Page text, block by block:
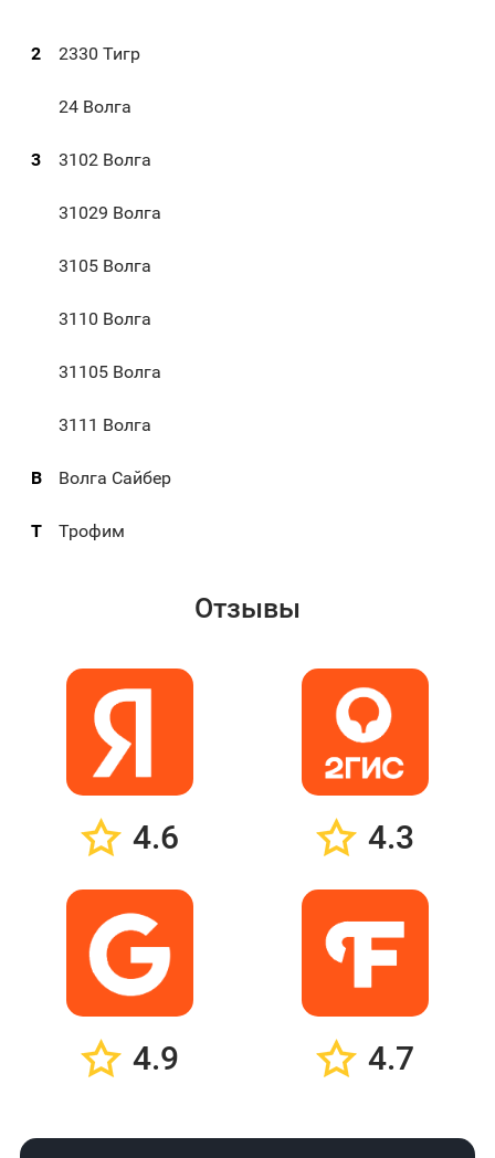
2 2330 Тигр
24 Волга
3 3102 Волга
31029 Волга
3105 Волга
3110 Волга
31105 Волга
3111 Волга
В Волга Сайбер
Т Трофим
Отзывы
4.6 4.3
4.9 4.7